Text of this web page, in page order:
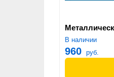
В наличии
960 руб.